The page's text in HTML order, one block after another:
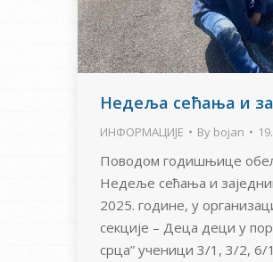
Недеља сећања и
ИНФОРМАЦИЈЕ By bojan
Поводом годишњице
Недеље сећања и
2025. године, у
секције – Деца деци у
срца” ученици 3/1, 3/2, 6/